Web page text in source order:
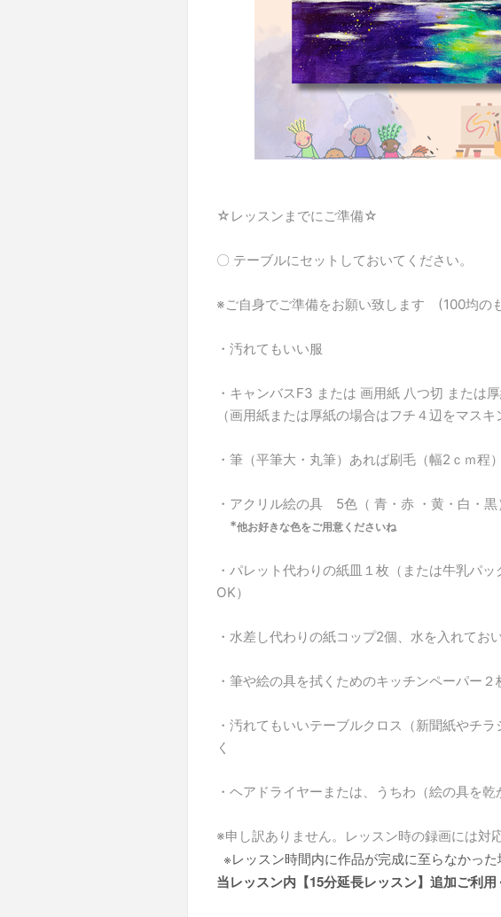
☆レッスンまでにご準備☆
〇 テーブルにセットしておいてください。
※ご自身でご準備をお願い致します (100均の
・汚れてもいい服
・キャンバスF3 または 画用紙 八つ切 または
（画用紙または厚紙の場合はフチ４辺をマスキ
・筆（平筆大・丸筆）あれば刷毛（幅2ｃｍ程）
・アクリル絵の具 5色（ 青・赤 ・黄・白・黒
*他お好きな色をご用意くださいね
・パレット代わりの紙皿１枚（または牛乳パ
OK）
・水差し代わりの紙コップ2個、水を入れてお
・筆や絵の具を拭くためのキッチンペーパー
・汚れてもいいテーブルクロス（新聞紙やチ
く
・ヘアドライヤーまたは、うちわ（絵の具を乾
※申し訳ありません。レッスン時の録画には対
※レッスン時間内に作品が完成に至らなかっ
当レッスン内【15分延長レッスン】追加ご利